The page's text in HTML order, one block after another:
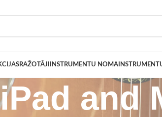
RAŽOTĀJI INSTRUMENTU NOMA
iPad and